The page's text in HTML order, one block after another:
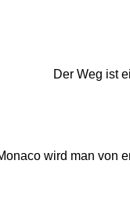
Der Weg ist
wird man von